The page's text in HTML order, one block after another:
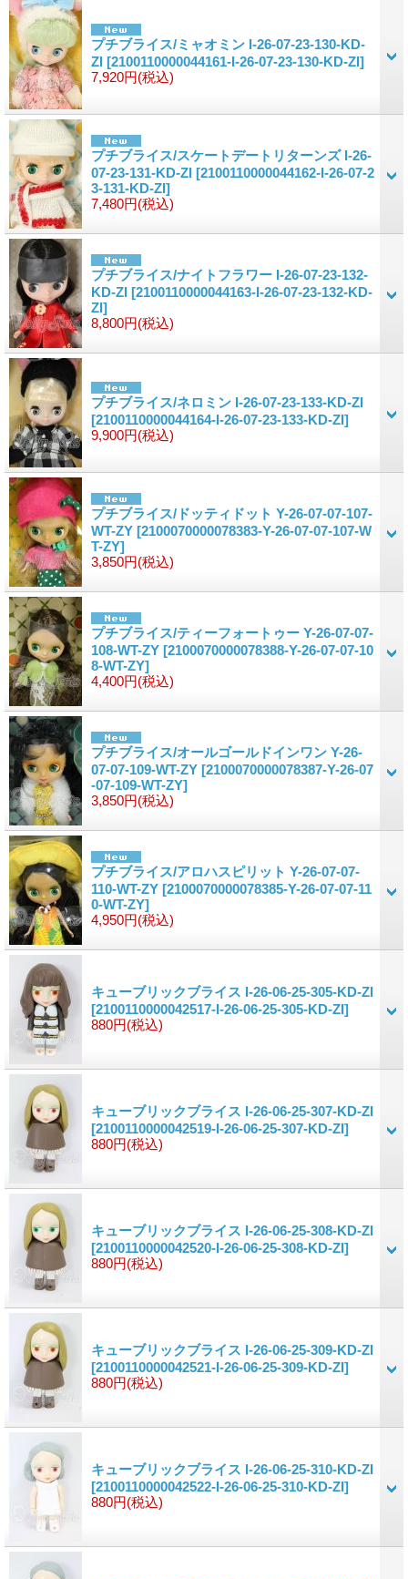
プチブライス/ミャオミン I-26-07-23-130-KD-
ZI [2100110000044161-I-26-07-23-130-KD-ZI]
7,920円(税込)
プチブライス/スケートデートリターンズ I-26-
07-23-131-KD-ZI [2100110000044162-I-26-07-2
3-131-KD-ZI]
7,480円(税込)
プチブライス/ナイトフラワー I-26-07-23-132-
KD-ZI [2100110000044163-I-26-07-23-132-KD-
ZI]
8,800円(税込)
プチブライス/ネロミン I-26-07-23-133-KD-ZI
[2100110000044164-I-26-07-23-133-KD-ZI]
9,900円(税込)
プチブライス/ドッティドット Y-26-07-07-107-
WT-ZY [2100070000078383-Y-26-07-07-107-W
T-ZY]
3,850円(税込)
プチブライス/ティーフォートゥー Y-26-07-07-
108-WT-ZY [2100070000078388-Y-26-07-07-10
8-WT-ZY]
4,400円(税込)
プチブライス/オールゴールドインワン Y-26-
07-07-109-WT-ZY [2100070000078387-Y-26-07
-07-109-WT-ZY]
3,850円(税込)
プチブライス/アロハスピリット Y-26-07-07-
110-WT-ZY [2100070000078385-Y-26-07-07-11
0-WT-ZY]
4,950円(税込)
キューブリックブライス I-26-06-25-305-KD-ZI
[2100110000042517-I-26-06-25-305-KD-ZI]
880円(税込)
キューブリックブライス I-26-06-25-307-KD-ZI
[2100110000042519-I-26-06-25-307-KD-ZI]
880円(税込)
キューブリックブライス I-26-06-25-308-KD-ZI
[2100110000042520-I-26-06-25-308-KD-ZI]
880円(税込)
キューブリックブライス I-26-06-25-309-KD-ZI
[2100110000042521-I-26-06-25-309-KD-ZI]
880円(税込)
キューブリックブライス I-26-06-25-310-KD-ZI
[2100110000042522-I-26-06-25-310-KD-ZI]
880円(税込)